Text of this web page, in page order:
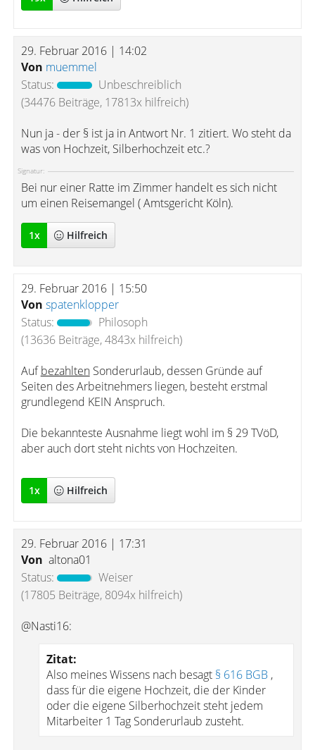
29. Februar 2016 | 14:02
Von muemmel
Status:
Unbeschreiblich
(34476 Beiträge, 17813x hilfreich)
Nun ja - der § ist ja in Antwort Nr. 1 zitiert. Wo steht da
was von Hochzeit, Silberhochzeit etc.?
Signatur:
Bei nur einer Ratte im Zimmer handelt es sich nicht
um einen Reisemangel ( Amtsgericht Köln).
1x Hilfreich
29. Februar 2016 | 15:50
Von spatenklopper
Status:
Philosoph
(13636 Beiträge, 4843x hilfreich)
AufbezahltenSonderurlaub, dessen Gründe auf
Seiten des Arbeitnehmers liegen, besteht erstmal
grundlegend KEIN Anspruch.
Die bekannteste Ausnahme liegt wohl im § 29 TVöD,
aber auch dort steht nichts von Hochzeiten.
1x Hilfreich
29. Februar 2016 | 17:31
Von altona01
Status:
Weiser
(17805 Beiträge, 8094x hilfreich)
@Nasti16:
Zitat:
Also meines Wissens nach besagt § 616 BGB,
dass für die eigene Hochzeit, die der Kinder
oder die eigene Silberhochzeit steht jedem
Mitarbeiter 1 Tag Sonderurlaub zusteht.